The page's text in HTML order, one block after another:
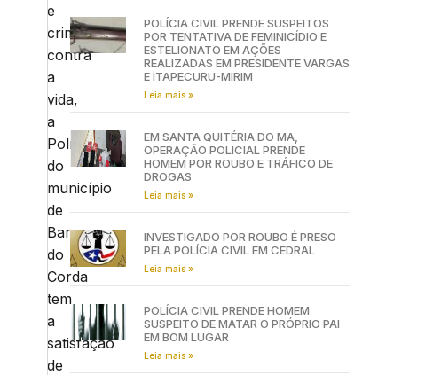
e
crimes
contra
a
vida,
a
Polícia
do
município
de
Barra
do
Corda
tem
a
satisfação
de
POLÍCIA CIVIL PRENDE SUSPEITOS
POR TENTATIVA DE FEMINICÍDIO E
ESTELIONATO EM AÇÕES
REALIZADAS EM PRESIDENTE VARGAS
E ITAPECURU-MIRIM
Leia mais »
EM SANTA QUITÉRIA DO MA,
OPERAÇÃO POLICIAL PRENDE
HOMEM POR ROUBO E TRÁFICO DE
DROGAS
Leia mais »
INVESTIGADO POR ROUBO É PRESO
PELA POLÍCIA CIVIL EM CEDRAL
Leia mais »
POLÍCIA CIVIL PRENDE HOMEM
SUSPEITO DE MATAR O PRÓPRIO PAI
EM BOM LUGAR
Leia mais »